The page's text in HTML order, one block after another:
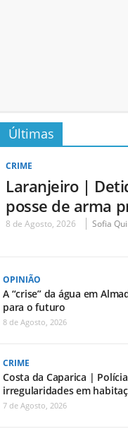
Últimas
CRIME
Laranjeiro |
posse de arma
8 de Agosto, 2026 Sofia
OPINIÃO
A “crise” da água em
para o futuro
8 de Agosto, 2026
CRIME
Costa da Caparica |
irregularidades em
7 de Agosto, 2026